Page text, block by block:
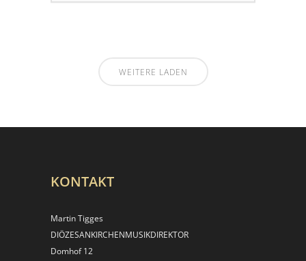
WEITERE LADEN
KONTAKT
Martin Tigges
DIÖZESANKIRCHEN­MUSIKDIREKTOR
Domhof 12